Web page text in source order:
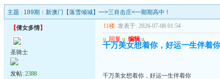
主题 : 189期：新澳门【落雪倾城】━>三肖击庄<━期期高中！
【倩女多情】
圣骑士
发帖: 2388
11楼 发表于: 2026-07-08 01:54
u 回复 u 编辑 u
千万美女想着你，好运一生伴着你
千万美女想着你，好运一生伴着你